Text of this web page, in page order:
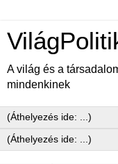
A világ és a
mindenkinek